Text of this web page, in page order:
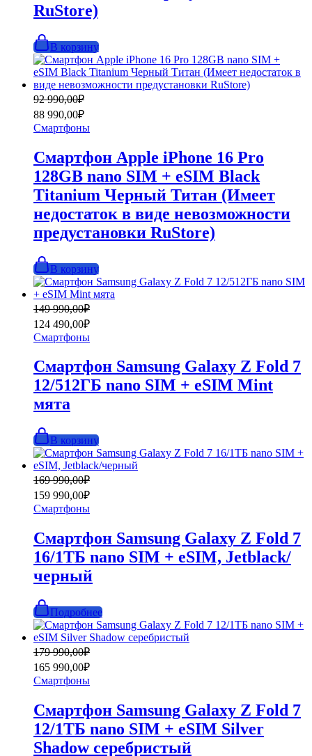
RuStore)
В корзину
92 990,00₽
Первоначальная
цена
составляла
92
88 990,00₽
Текущая
цена:
88
990,00₽.
Смартфоны
Смартфон Apple iPhone 16 Pro
128GB nano SIM + eSIM Black
Titanium Черный Титан (Имеет
недостаток в виде невозможности
предустановки RuStore)
В корзину
149 990,00₽
Первоначальная
цена
составляла
149
990,00₽.
124 490,00₽
Текущая
цена:
124
490,00₽.
Смартфоны
Смартфон Samsung Galaxy Z Fold 7
12/512ГБ nano SIM + eSIM Mint
мята
В корзину
169 990,00₽
Первоначальная
цена
составляла
169
159 990,00₽
Текущая
цена:
159
990,00₽.
Смартфоны
Смартфон Samsung Galaxy Z Fold 7
16/1ТБ nano SIM + eSIM, Jetblack/
черный
Подробнее
179 990,00₽
Первоначальная
цена
составляла
179
165 990,00₽
Текущая
цена:
165
990,00₽.
Смартфоны
Смартфон Samsung Galaxy Z Fold 7
12/1ТБ nano SIM + eSIM Silver
Shadow серебристый